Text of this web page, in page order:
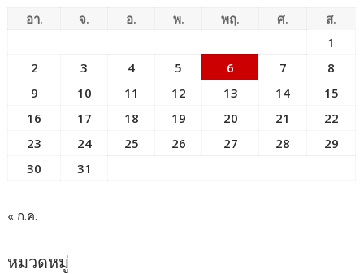
อา. จ. อ. พ. พฤ. ศ.
ส.
1
2
3 4 5 6 7
8
9
10 11 12 13 14
15
16
17 18 19 20 21
22
23
24 25 26 27 28
29
30
31
« ก.ค.
หมวดหมู่